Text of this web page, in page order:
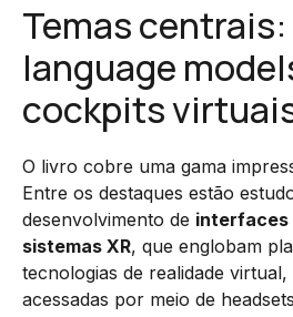
Temas
language
cockpits
O livro cobre uma gama
Entre os destaques estão
desenvolvimento de interfaces
sistemas XR, que englobam
tecnologias de realidade
acessadas por meio de